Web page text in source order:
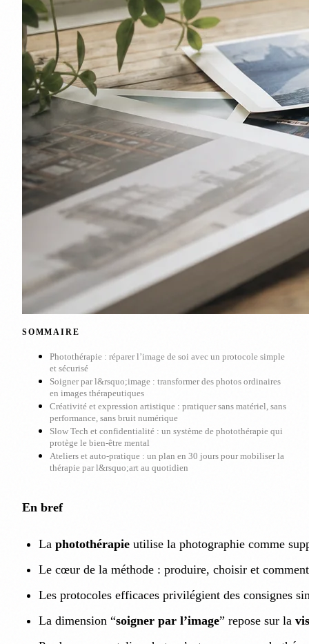
SOMMAIRE
Photothérapie : réparer l’image de soi avec un protocole simple
et sécurisé
Soigner par l&rsquo;image : transformer des photos ordinaires
en images thérapeutiques
Créativité et expression artistique : pratiquer sans matériel, sans
performance, sans bruit numérique
Slow Tech et confidentialité : un système de photothérapie qui
protège le bien-être mental
Ateliers et auto-pratique : un plan en 30 jours pour mobiliser la
thérapie par l&rsquo;art au quotidien
En bref
La photothérapie utilise la photographie comme
Le cœur de la méthode : produire, choisir et
Les protocoles efficaces privilégient des consignes
La dimension “soigner par l’image” repose sur la